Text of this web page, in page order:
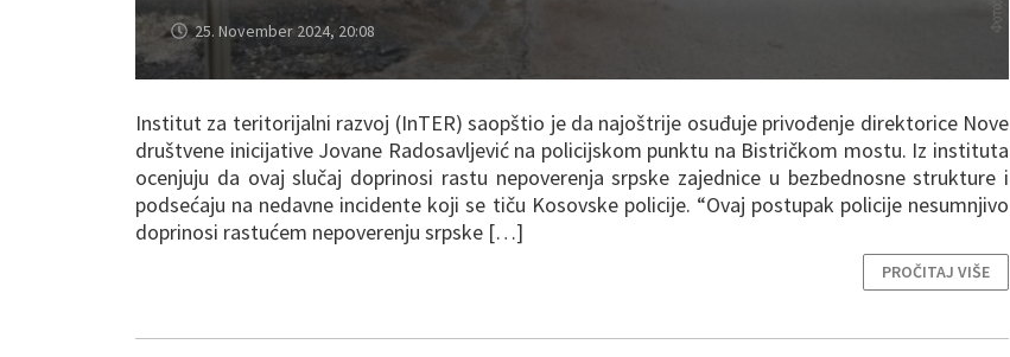
25. November 2024, 20:08
Institut za teritorijalni razvoj (InTER) saopštio je da najoštrije osuđuje privođenje direktorice Nove
društvene inicijative Jovane Radosavljević na policijskom punktu na Bistričkom mostu. Iz instituta
ocenjuju da ovaj slučaj doprinosi rastu nepoverenja srpske zajednice u bezbednosne strukture i
podsećaju na nedavne incidente koji se tiču Kosovske policije. “Ovaj postupak policije nesumnjivo
doprinosi rastućem nepoverenju srpske […]
PROČITAJ VIŠE